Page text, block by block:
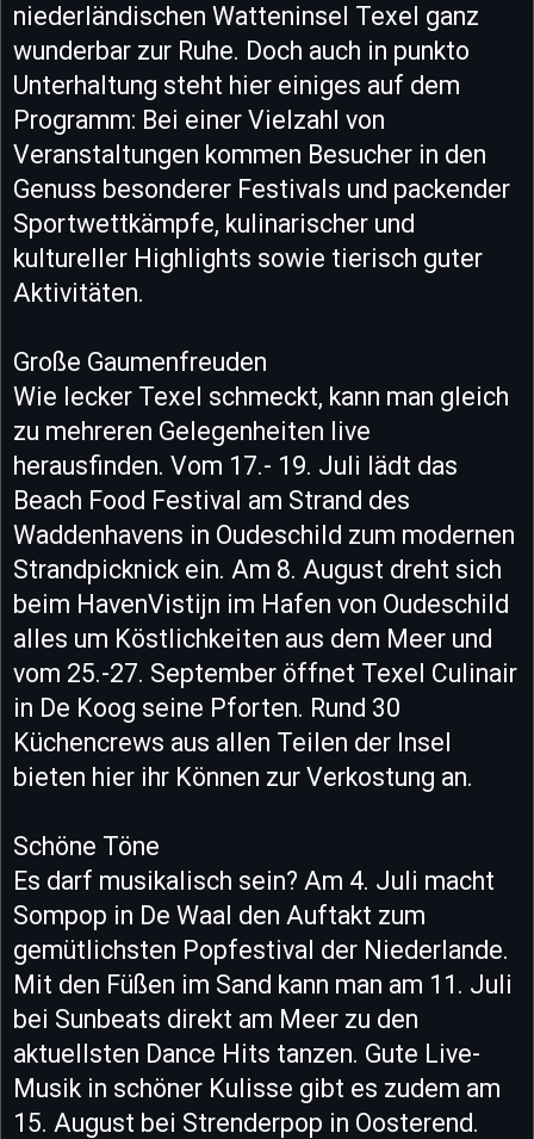
niederländischen Watteninsel Texel ganz
wunderbar zur Ruhe. Doch auch in punkto
Unterhaltung steht hier einiges auf dem
Programm: Bei einer Vielzahl von
Veranstaltungen kommen Besucher in den
Genuss besonderer Festivals und packender
Sportwettkämpfe, kulinarischer und
kultureller Highlights sowie tierisch guter
Aktivitäten.
Große Gaumenfreuden
Wie lecker Texel schmeckt, kann man gleich
zu mehreren Gelegenheiten live
herausfinden. Vom 17.- 19. Juli lädt das
Beach Food Festival am Strand des
Waddenhavens in Oudeschild zum modernen
Strandpicknick ein. Am 8. August dreht sich
beim HavenVistijn im Hafen von Oudeschild
alles um Köstlichkeiten aus dem Meer und
vom 25.-27. September öffnet Texel Culinair
in De Koog seine Pforten. Rund 30
Küchencrews aus allen Teilen der Insel
bieten hier ihr Können zur Verkostung an.
Schöne Töne
Es darf musikalisch sein? Am 4. Juli macht
Sompop in De Waal den Auftakt zum
gemütlichsten Popfestival der Niederlande.
Mit den Füßen im Sand kann man am 11. Juli
bei Sunbeats direkt am Meer zu den
aktuellsten Dance Hits tanzen. Gute Live-
Musik in schöner Kulisse gibt es zudem am
15. August bei Strenderpop in Oosterend.